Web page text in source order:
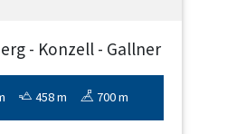
- Konzell - Gallner
458 m 700 m